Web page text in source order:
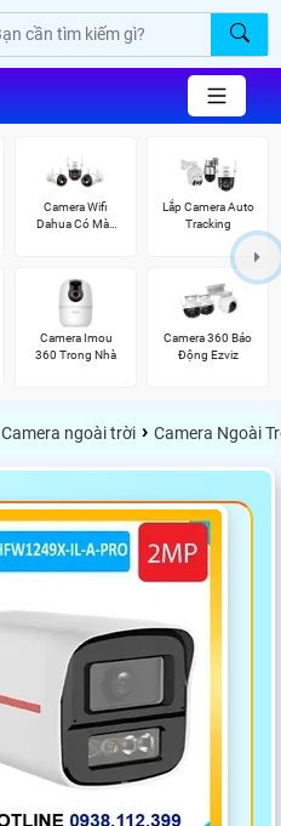
Camera Wifi
Dahua Có Màu
Lắp Camera Auto
Tracking
Camera Imou
360 Trong Nhà
Camera 360 Báo
Động Ezviz
Camera ngoài trời › Camera Ngoài